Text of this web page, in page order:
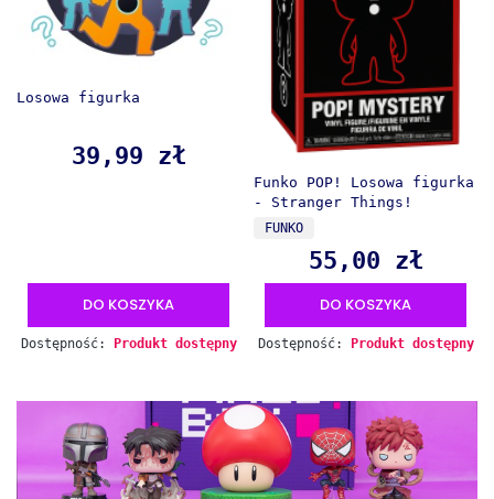
Losowa figurka
Cena
39,99 zł
DO KOSZYKA
Dostępność: Produkt dostępny
Funko POP! Losowa figurka
- Stranger Things!
PRODUCENT
FUNKO
Cena
55,00 zł
DO KOSZYKA
Dostępność: Produkt dostępny